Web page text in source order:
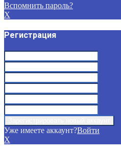
Вспомнить пароль?
X
Регистрация
Уже имеете аккаунт?Войти
X